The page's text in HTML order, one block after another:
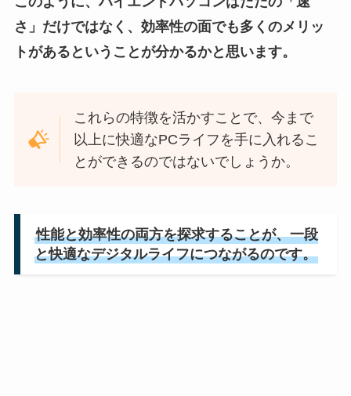
さ」だけではなく、効率性の面でも多くのメリッ
トがあるということが分かるかと思います。
これらの特徴を活かすことで、今まで
以上に快適なPCライフを手に入れるこ
とができるのではないでしょうか。
性能と効率性の両方を探求することが、一段
と快適なデジタルライフにつながるのです。